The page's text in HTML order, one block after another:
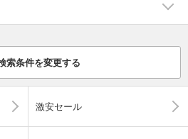
索条件を変更する
激安セール